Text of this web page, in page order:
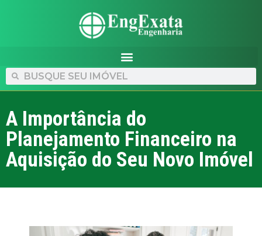
A Importância do
Planejamento Financeiro na
Aquisição do Seu Novo Imóvel